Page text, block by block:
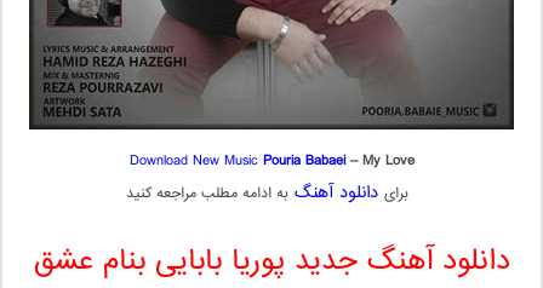
Download New Music Pouria Babaei– My Love
برای دانلود آهنگ به ادامه مطلب مراجعه کنید
دانلود آهنگ جدید پوریا بابایی بنام عشق